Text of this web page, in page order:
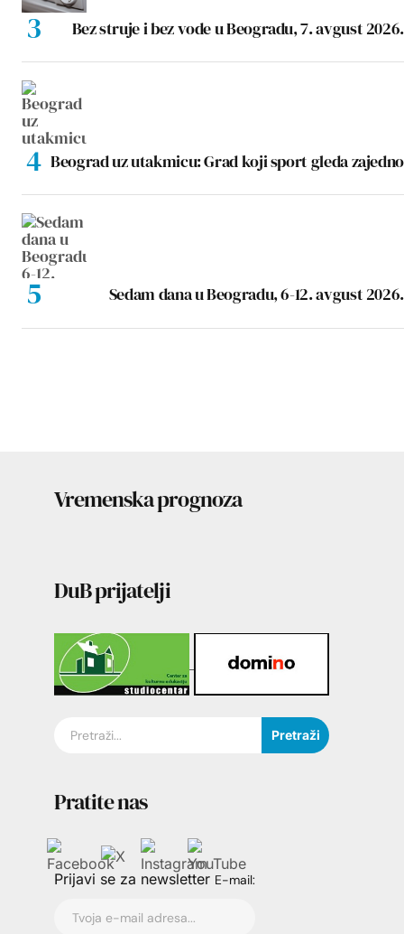
Bez struje i bez vode u Beogradu, 7. avgust 2026.
Beograd uz utakmicu: Grad koji sport gleda zajedno
Sedam dana u Beogradu, 6-12. avgust 2026.
Vremenska prognoza
DuB prijatelji
Pretraži
Pratite nas
Prijavi se za newsletter E-mail: